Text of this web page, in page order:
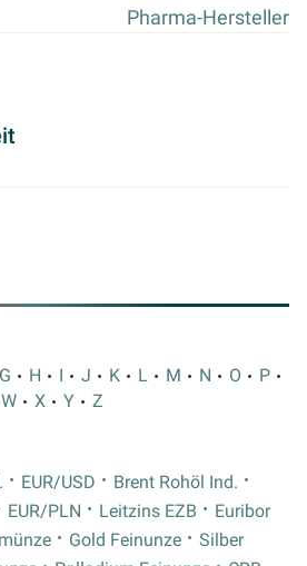
Pharma-Hersteller
G H I J K L M N O
P
W X Y Z
EUR/USD
Brent Rohöl Ind.
EUR/PLN Leitzins EZB
Euribor
Gold Feinunze
Silber